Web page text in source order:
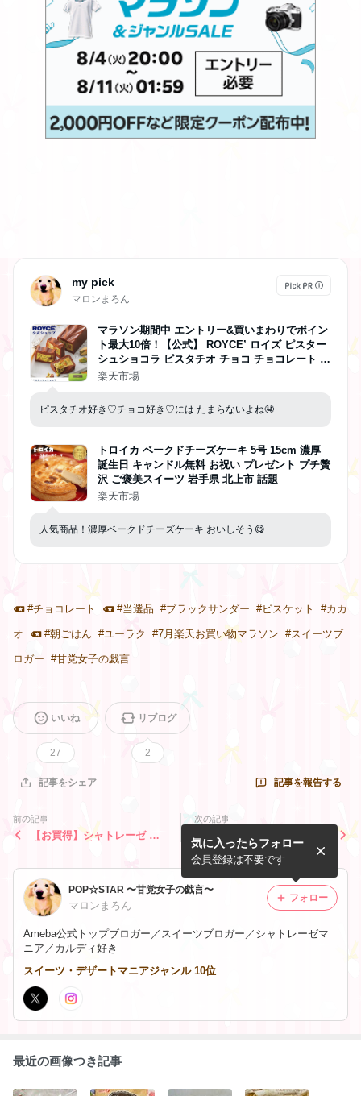
my pick
マロンまろん
マラソン期間中 エントリー&買いまわりでポイン
ト最大10倍！【公式】 ROYCE’ ロイズ ピスター
シュショコラ ピスタチオ チョコ チョコレート プ
レゼント ギフト
楽天市場
ピスタチオ好き♡チョコ好き♡には たまらないよね🤤
トロイカ ベークドチーズケーキ 5号 15cm 濃厚
誕生日 キャンドル無料 お祝い プレゼント プチ贅
沢 ご褒美スイーツ 岩手県 北上市 話題
楽天市場
人気商品！濃厚ベークドチーズケーキ おいしそう😋
#チョコレート #当選品 #ブラックサンダー #ビスケット #カカ
オ #朝ごはん #ユーラク #7月楽天お買い物マラソン #スイーツブ
ロガー #甘党女子の戯言
いいね
27
リブログ
2
記事をシェア 記事を報告する
前の記事
【お買得】シャトレーゼ 富
次の記事
【北海道グルメ旅】セブンイ
レブン ワッフルコーン 北海
道メロン
POP☆STAR 〜甘党女子の戯言〜
マロンまろん
Ameba公式トップブロガー／スイーツブロガー／シャトレーゼマ
ニア／カルディ好き
気に入ったらフォロー
会員登録は不要です
フォロー
スイーツ・デザートマニアジャンル 10位
最近の画像つき記事